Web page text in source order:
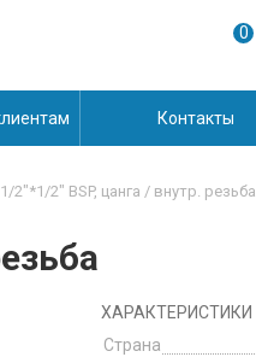
0
Контакты
2"*1/2" BSP, цанга / внутр. резьба
ХАРАКТЕРИСТИКИ
Страна